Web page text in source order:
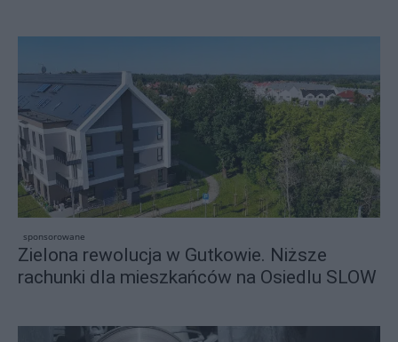
sponsorowane
Zielona rewolucja w Gutkowie. Niższe
rachunki dla mieszkańców na Osiedlu SLOW